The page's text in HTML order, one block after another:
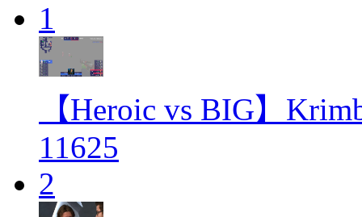
1
【Heroic vs BIG】
11625
2